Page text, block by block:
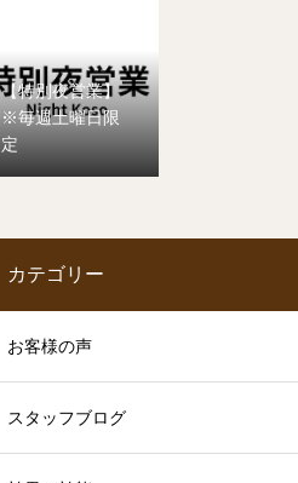
【特別夜営業】
※毎週土曜日限
定
カテゴリー
お客様の声
スタッフブログ